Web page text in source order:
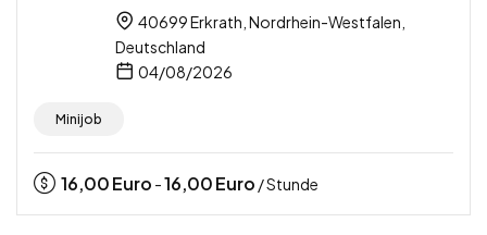
40699 Erkrath, Nordrhein-Westfalen,
Deutschland
04/08/2026
Minijob
16,00Euro -16,00Euro / Stunde